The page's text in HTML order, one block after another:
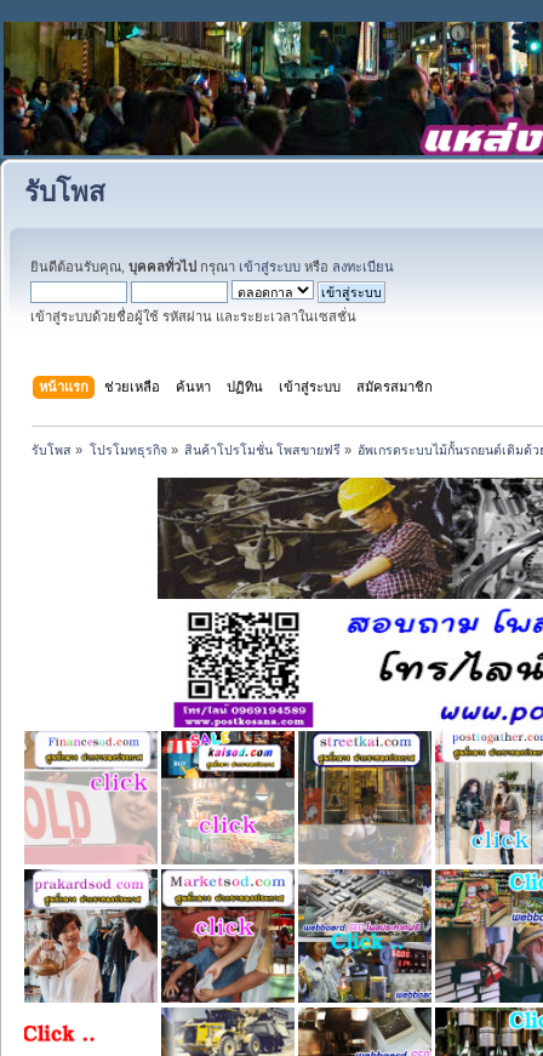
รับโพส
ยินดีต้อนรับคุณ, บุคคลทั่วไป กรุณา เข้าสู่ระบบ หรือ ลงทะเบียน
เข้าสู่ระบบด้วยชื่อผู้ใช้ รหัสผ่าน และระยะเวลาในเซสชั่น
หน้าแรก ช่วยเหลือ ค้นหา ปฏิทิน เข้าสู่ระบบ สมัครสมาชิก
รับโพส » โปรโมทธุรกิจ» สินค้าโปรโมชั่น โพสขายฟรี» อัพเกรดระบบไม้กั้นรถยนต์เดิมด้